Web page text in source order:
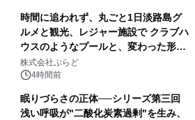
時間に追われず、丸ごと1日淡路島グ
ルメと観光、レジャー施設で クラブハ
ウスのようなプールと、変わった形の
サウナも 「THE BOXY AWAJI」のお
得な素泊まり連泊プランで
株式会社ぷらど
4時間前
眠りづらさの正体──シリーズ第三回
浅い呼吸が"二酸化炭素過剰"を生み、